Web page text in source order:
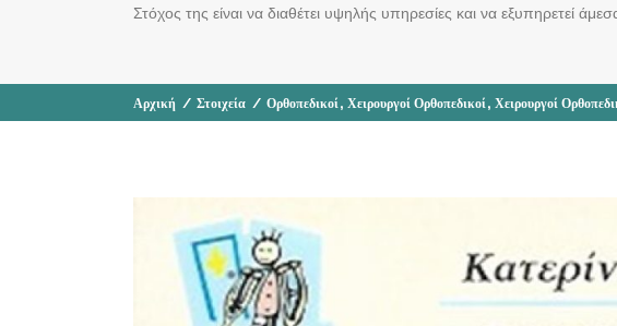
Στόχος της είναι να διαθέτει υψηλής υπηρεσίες και να εξυπηρετεί
Αρχική / Στοιχεία / Ορθοπεδικοί, Χειρουργοί Ορθοπεδικοί, Χειρουργοί